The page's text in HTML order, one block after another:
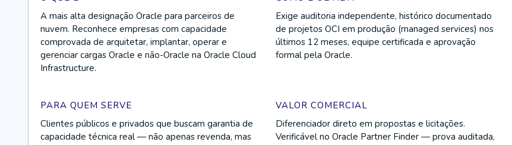
A mais alta designação Oracle para parceiros de
nuvem. Reconhece empresas com capacidade
comprovada de arquitetar, implantar, operar e
gerenciar cargas Oracle e não-Oracle na Oracle Cloud
Infrastructure.
Exige auditoria independente, histórico documentado
de projetos OCI em produção (managed services) nos
últimos 12 meses, equipe certificada e aprovação
formal pela Oracle.
PARA QUEM SERVE
Clientes públicos e privados que buscam garantia de
capacidade técnica real — não apenas revenda, mas
VALOR COMERCIAL
Diferenciador direto em propostas e licitações.
Verificável no Oracle Partner Finder — prova auditada,